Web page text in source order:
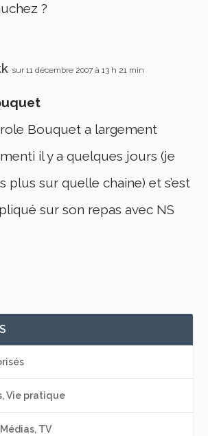
?
sur 11 décembre 2007 à 13 h 21 min
Bouquet a largement
il y a quelques jours (je
plus sur quelle chaine) et s’est
sur son repas avec NS
Vie pratique
TV